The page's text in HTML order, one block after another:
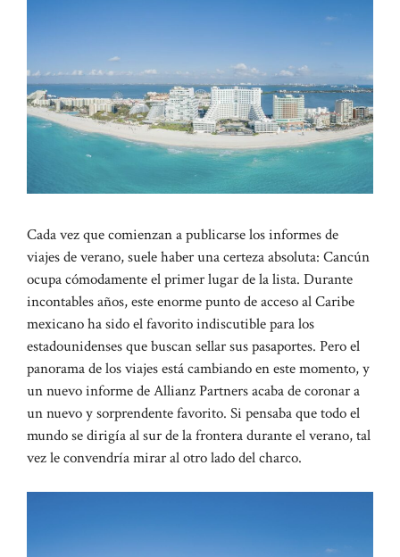
Cada vez que comienzan a publicarse los informes de
viajes de verano, suele haber una certeza absoluta: Cancún
ocupa cómodamente el primer lugar de la lista. Durante
incontables años, este enorme punto de acceso al Caribe
mexicano ha sido el favorito indiscutible para los
estadounidenses que buscan sellar sus pasaportes. Pero el
panorama de los viajes está cambiando en este momento, y
un nuevo informe de Allianz Partners acaba de coronar a
un nuevo y sorprendente favorito. Si pensaba que todo el
mundo se dirigía al sur de la frontera durante el verano, tal
vez le convendría mirar al otro lado del charco.